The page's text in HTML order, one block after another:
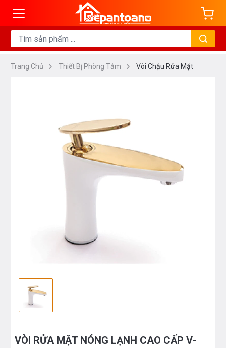
Trang Chủ Thiết Bị Phòng Tắm Vòi Chậu Rửa Mặt
VÒI RỬA MẶT NÓNG LẠNH CAO CẤP V-